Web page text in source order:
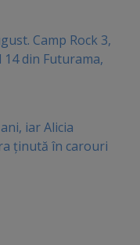
Camp Rock 3,
din Futurama,
iar Alicia
ținută în carouri